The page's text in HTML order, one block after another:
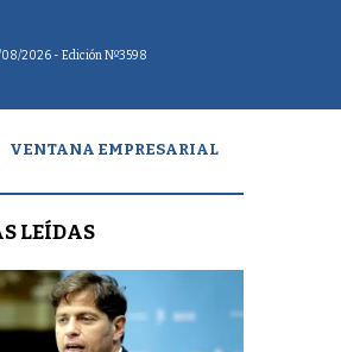
08/2026 - Edición Nº3598
VENTANA EMPRESARIAL
LEÍDAS